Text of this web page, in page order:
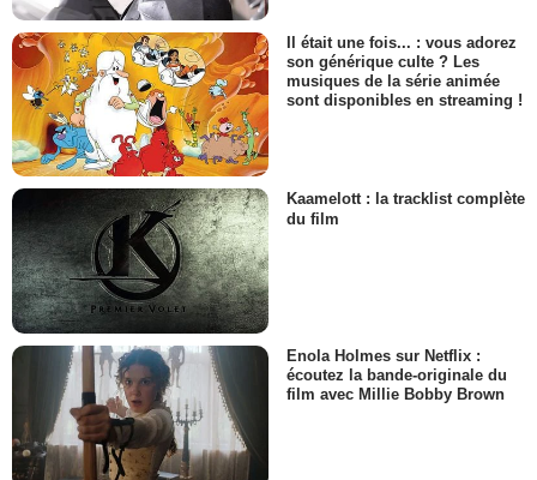
Il était une fois... : vous adorez
son générique culte ? Les
musiques de la série animée
sont disponibles en streaming !
Kaamelott : la tracklist complète
du film
Enola Holmes sur Netflix :
écoutez la bande-originale du
film avec Millie Bobby Brown